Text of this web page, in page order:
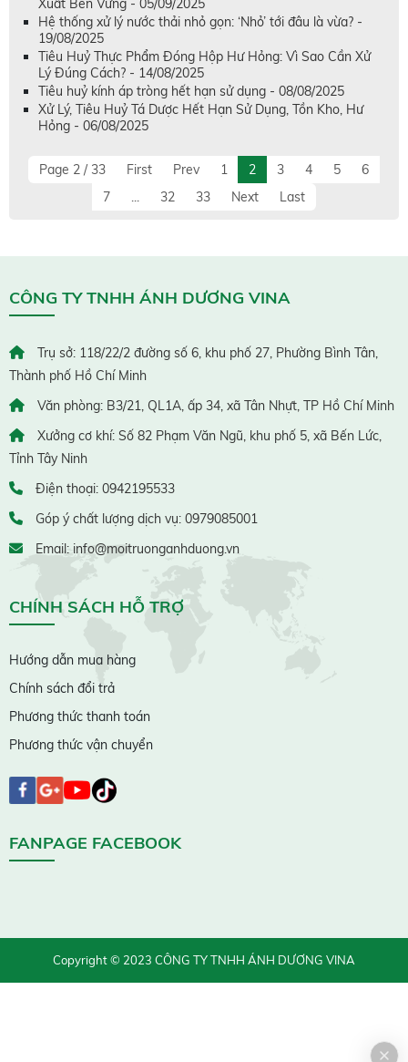
Xuất Bền Vững - 05/09/2025
Hệ thống xử lý nước thải nhỏ gọn: ‘Nhỏ’ tới đâu là vừa? -
19/08/2025
Tiêu Huỷ Thực Phẩm Đóng Hộp Hư Hỏng: Vì Sao Cần Xử
Lý Đúng Cách? - 14/08/2025
Tiêu huỷ kính áp tròng hết hạn sử dụng - 08/08/2025
Xử Lý, Tiêu Huỷ Tá Dược Hết Hạn Sử Dụng, Tồn Kho, Hư
Hỏng - 06/08/2025
Page 2 / 33 First Prev 1 2 3 4 5
6
7
... 32 33 Next Last
CÔNG TY TNHH ÁNH DƯƠNG VINA
Trụ sở: 118/22/2 đường số 6, khu phố 27, Phường Bình Tân,
Thành phố Hồ Chí Minh
Văn phòng: B3/21, QL1A, ấp 34, xã Tân Nhựt, TP Hồ Chí Minh
Xưởng cơ khí: Số 82 Phạm Văn Ngũ, khu phố 5, xã Bến Lức,
Tỉnh Tây Ninh
Điện thoại: 0942195533
Góp ý chất lượng dịch vụ: 0979085001
Email: info@moitruonganhduong.vn
CHÍNH SÁCH HỖ TRỢ
Hướng dẫn mua hàng
Chính sách đổi trả
Phương thức thanh toán
Phương thức vận chuyển
FANPAGE FACEBOOK
Copyright © 2023 CÔNG TY TNHH ÁNH DƯƠNG VINA